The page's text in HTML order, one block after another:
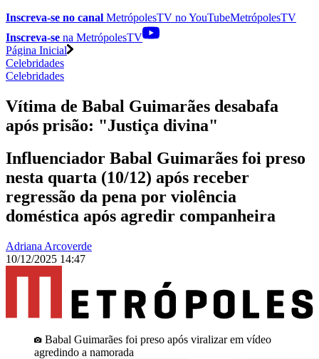
Inscreva-se no canal MetrópolesTV noYouTubeMetrópolesTV
Inscreva-se na MetrópolesTV
Página Inicial
Celebridades
Celebridades
Vítima de Babal Guimarães desabafa
após prisão: "Justiça divina"
Influenciador Babal Guimarães foi preso
nesta quarta (10/12) após receber
regressão da pena por violência
doméstica após agredir companheira
Adriana Arcoverde
10/12/2025 14:47
Babal Guimarães foi preso após viralizar em vídeo
agredindo a namorada